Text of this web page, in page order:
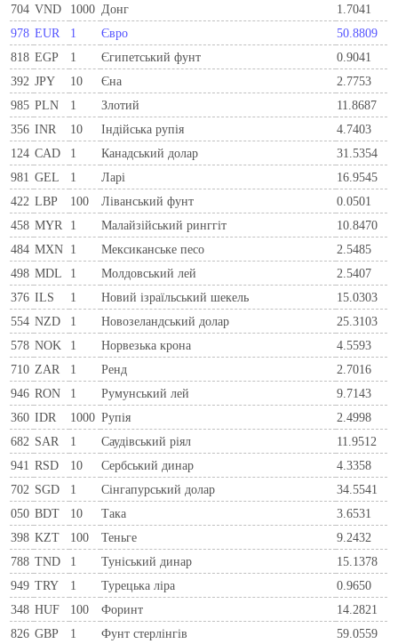
704 VND 1000 Донг
1.7041
978 EUR 1 Євро
50.8809
818 EGP 1 Єгипетський фунт
0.9041
392 JPY 10 Єна
2.7753
985 PLN 1 Злотий
11.8687
356 INR 10 Індійська рупія
4.7403
124 CAD 1 Канадський долар
31.5354
981 GEL 1 Ларi
16.9545
422 LBP 100 Ліванський фунт
0.0501
458 MYR 1 Малайзійський ринггіт
10.8470
484 MXN 1 Мексиканське песо
2.5485
498 MDL 1 Молдовський лей
2.5407
376 ILS 1 Новий ізраїльський шекель
15.0303
554 NZD 1 Новозеландський долар
25.3103
578 NOK 1 Норвезька крона
4.5593
710 ZAR 1 Ренд
2.7016
946 RON 1 Румунський лей
9.7143
360 IDR 1000 Рупія
2.4998
682 SAR 1 Саудівський ріял
11.9512
941 RSD 10 Сербський динар
4.3358
702 SGD 1 Сінгапурський долар
34.5541
050 BDT 10 Така
3.6531
398 KZT 100 Теньге
9.2432
788 TND 1 Туніський динар
15.1378
949 TRY 1 Турецька ліра
0.9650
348 HUF 100 Форинт
14.2821
826 GBP 1 Фунт стерлінгів 59.0559